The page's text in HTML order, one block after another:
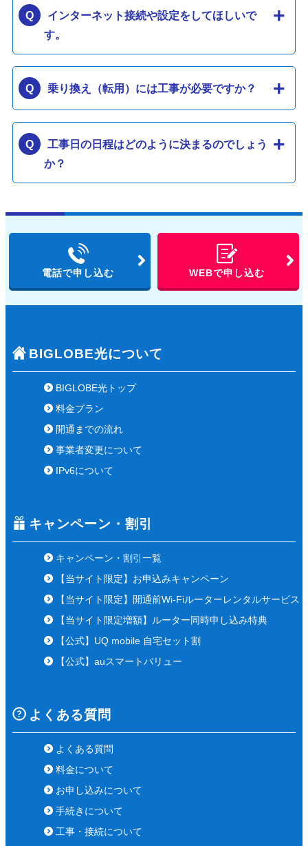
インターネット接続や設定をしてほしいで
す。
乗り換え（転用）には工事が必要ですか？
工事日の日程はどのように決まるのでしょう
か？
電話で申し込む WEBで申し込む
BIGLOBE光について
BIGLOBE光トップ
料金プラン
開通までの流れ
事業者変更について
IPv6について
キャンペーン・割引
キャンペーン・割引一覧
【当サイト限定】お申込みキャンペーン
【当サイト限定】開通前Wi-Fiルーターレンタルサービス
【当サイト限定増額】ルーター同時申し込み特典
【公式】UQ mobile 自宅セット割
【公式】auスマートバリュー
よくある質問
よくある質問
料金について
お申し込みについて
手続きについて
工事・接続について